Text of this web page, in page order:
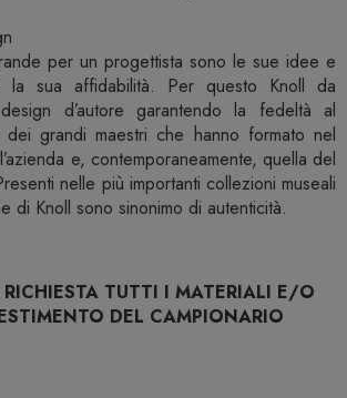
per un progettista sono le sue idee e
la sua affidabilità. Per questo Knoll da
d’autore garantendo la fedeltà al
grandi maestri che hanno formato nel
e, contemporaneamente, quella del
nelle più importanti collezioni museali
di Knoll sono sinonimo di autenticità.
TUTTI I MATERIALI E/O
DEL CAMPIONARIO